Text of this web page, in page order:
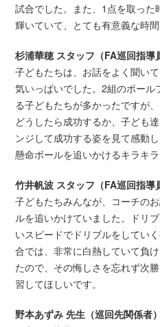
試合でした。また、1点を取った
輝いていて、とても有意義な時間
杉浦華穂 スタッフ（FA巡回指導
子どもたちは、お話をよく聞い
気いっぱいでした。2組のボー
る子どもたちが多かったですが
どうしたら成功するか、子ども
ンジして成功する姿を見て感動
懸命ボールを追いかけるキラキ
竹井帆波 スタッフ（FA巡回指導
子どもたちみんなが、コーチの
ルを追いかけていました。ドリ
いスピードでドリブルをしてい
合では、非常に白熱していて負
たので、その悔しさを忘れず次
習してほしいです。
野本あずみ 先生（巡回先関係者）